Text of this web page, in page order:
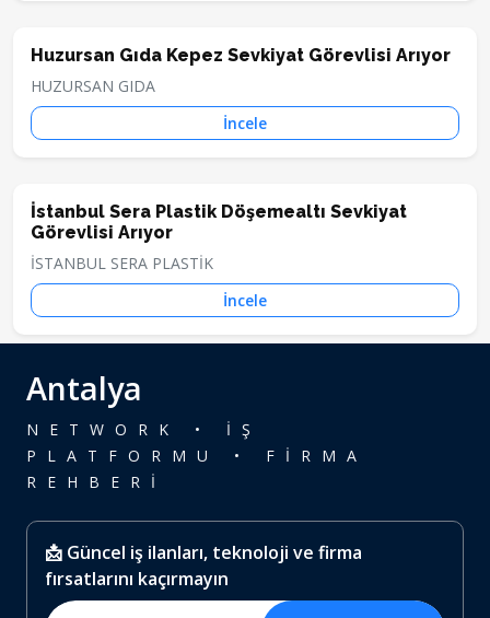
Huzursan Gıda Kepez Sevkiyat Görevlisi Arıyor
HUZURSAN GIDA
İncele
İstanbul Sera Plastik Döşemealtı Sevkiyat
Görevlisi Arıyor
İSTANBUL SERA PLASTİK
İncele
Antalya
NETWORK • İŞ
PLATFORMU • FİRMA
REHBERİ
📩 Güncel iş ilanları, teknoloji ve firma
fırsatlarını kaçırmayın